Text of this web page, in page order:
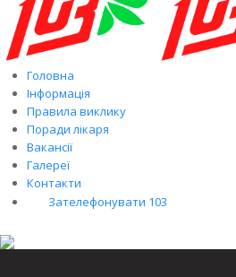
Головна
Інформація
Правила виклику
Поради лікаря
Вакансії
Галереї
Контакти
Зателефонувати 103